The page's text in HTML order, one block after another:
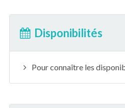
Disponibilités
Pour connaître les